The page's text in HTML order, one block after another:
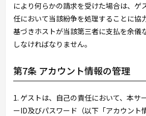
により何らかの請求を受けた場合は、ゲ
任において当該紛争を処理することに協
基づきホストが当該第三者に支払を余儀
しなければなりません。
第7条 アカウント情報の管理
1. ゲストは、自己の責任において、本サ
ーID及びパスワード（以下「アカウント